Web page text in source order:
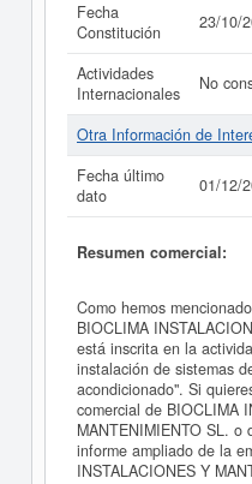
Fecha
Constitución
23/10/
Actividades
Internacionales
No
Otra Información de
Fecha último
dato
01/12/
Resumen comercial:
Como hemos
BIOCLIMA
está inscrita en la
instalación de sistemas
acondicionado". Si
comercial de BIOCLIMA
MANTENIMIENTO SL. o
informe ampliado de la
INSTALACIONES Y